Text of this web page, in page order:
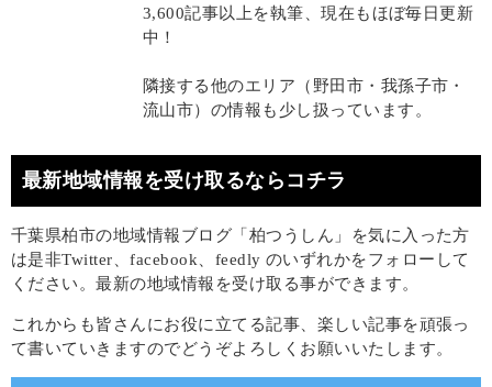
3,600記事以上を執筆、現在もほぼ毎日更新
中！
隣接する他のエリア（野田市・我孫子市・
流山市）の情報も少し扱っています。
最新地域情報を受け取るならコチラ
千葉県柏市の地域情報ブログ「柏つうしん」を気に入った方
は是非Twitter、facebook、feedly のいずれかをフォローして
ください。最新の地域情報を受け取る事ができます。
これからも皆さんにお役に立てる記事、楽しい記事を頑張っ
て書いていきますのでどうぞよろしくお願いいたします。